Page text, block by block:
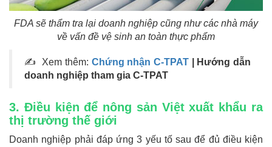
FDA sẽ thẩm tra lại doanh nghiệp cũng như các nhà máy
về vấn đề vệ sinh an toàn thực phẩm
✍ Xem thêm: Chứng nhận C-TPAT
| Hướng dẫn
doanh nghiệp tham gia C-TPAT
3. Điều kiện để nông sản Việt xuất khẩu ra
thị trường thế giới
Doanh nghiệp phải đáp ứng 3 yếu tố sau để đủ điều kiện